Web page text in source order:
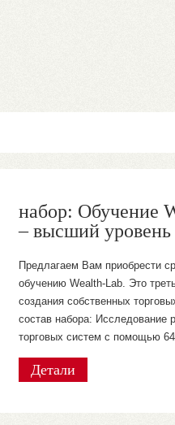
набор: Обучение
– высший
Предлагаем Вам приобрести
обучению Wealth-Lab. Это
создания собственных
состав набора: Исследование
торговых систем с помощью
Детали
Детали
Детали